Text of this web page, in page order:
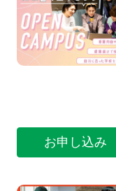
お申し込み